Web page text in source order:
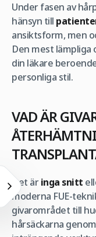
Under fasen av
hänsyn till
ansiktsform, men
Den mest lämpliga
din läkare
personliga stil.
VAD ÄR
Det äringa snitt
moderna FUE-
givarområdet till
hårsäckarna genom